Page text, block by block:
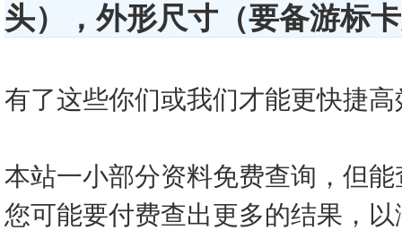
头），外形尺寸（要备游标
有了这些你们或我们才能更快捷
本站一小部分资料免费查询，但
您可能要付费查出更多的结果，